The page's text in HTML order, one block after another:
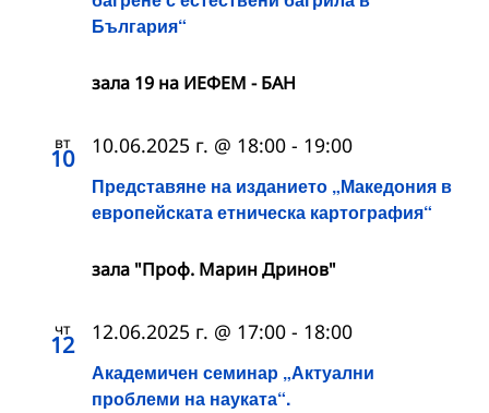
България“
зала 19 на ИЕФЕМ - БАН
вт
10
Представяне на изданието „Македония в
европейската етническа картография“
10.06.2025 г. @ 18:00 - 19:00
зала "Проф. Марин Дринов"
чт
12
Академичен семинар „Актуални
проблеми на науката“.
12.06.2025 г. @ 17:00 - 18:00